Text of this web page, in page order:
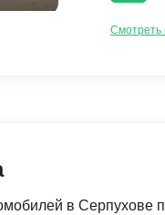
Смотреть
в Серпухове